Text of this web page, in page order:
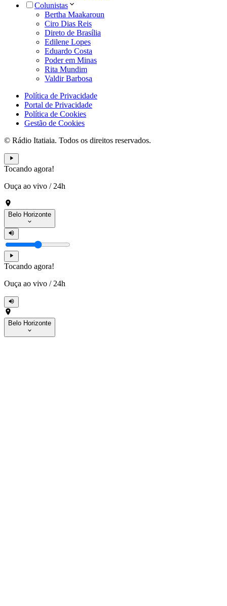
Colunistas
Bertha Maakaroun
Ciro Dias Reis
Direto de Brasília
Edilene Lopes
Eduardo Costa
Poder em Minas
Rita Mundim
Valdir Barbosa
Política de Privacidade
Portal de Privacidade
Política de Cookies
Gestão de Cookies
© Rádio Itatiaia. Todos os direitos reservados.
Tocando agora!
Ouça ao vivo / 24h
Belo Horizonte
Tocando agora!
Ouça ao vivo / 24h
Belo Horizonte